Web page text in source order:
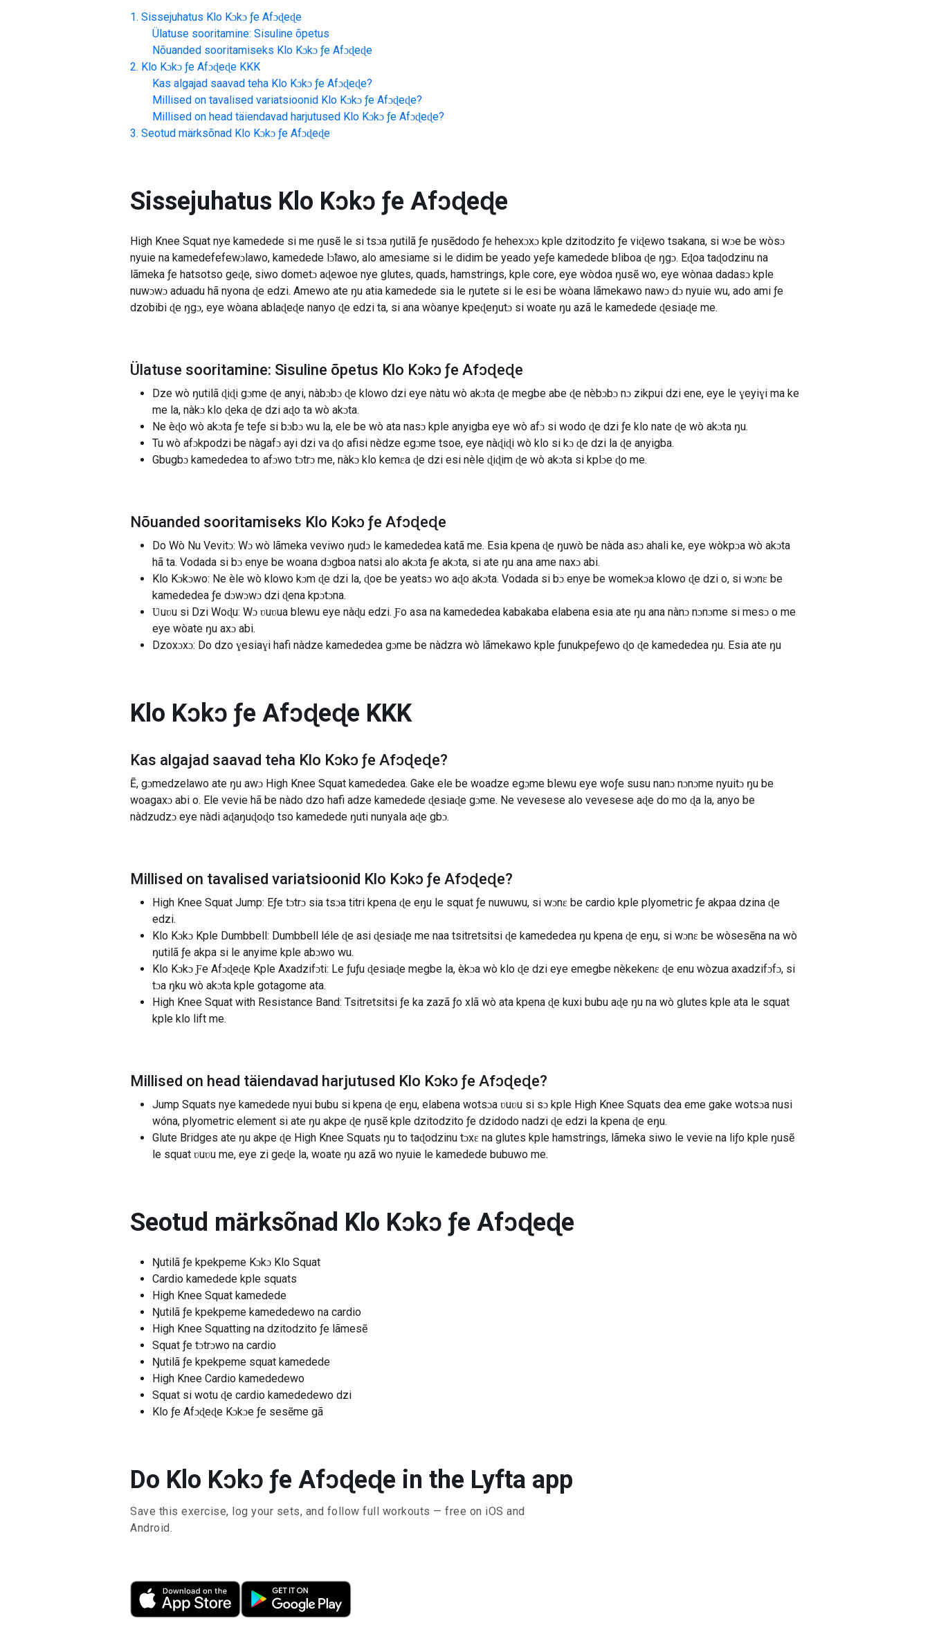
Sissejuhatus Klo Kɔkɔ ƒe Afɔɖeɖe
Ülatuse sooritamine: Sisuline õpetus
Nõuanded sooritamiseks Klo Kɔkɔ ƒe Afɔɖeɖe
Klo Kɔkɔ ƒe Afɔɖeɖe KKK
Kas algajad saavad teha Klo Kɔkɔ ƒe Afɔɖeɖe?
Millised on tavalised variatsioonid Klo Kɔkɔ ƒe Afɔɖeɖe?
Millised on head täiendavad harjutused Klo Kɔkɔ ƒe Afɔɖeɖe?
Seotud märksõnad Klo Kɔkɔ ƒe Afɔɖeɖe
Sissejuhatus Klo Kɔkɔ ƒe Afɔɖeɖe
High Knee Squat nye kamedede si me ŋusẽ le si tsɔa ŋutilã ƒe ŋusẽdodo ƒe hehexɔxɔ kple dzitodzito ƒe viɖewo tsakana, si wɔe be wòsɔ
nyuie na kamedefefewɔlawo, kamedede lɔ̃lawo, alo amesiame si le didim be yeado yeƒe kamedede bliboa ɖe ŋgɔ. Eɖoa taɖodzinu na
lãmeka ƒe hatsotso geɖe, siwo dometɔ aɖewoe nye glutes, quads, hamstrings, kple core, eye wòdoa ŋusẽ wo, eye wònaa dadasɔ kple
nuwɔwɔ aduadu hã nyona ɖe edzi. Amewo ate ŋu atia kamedede sia le ŋutete si le esi be wòana lãmekawo nawɔ dɔ nyuie wu, ado ami ƒe
dzobibi ɖe ŋgɔ, eye wòana ablaɖeɖe nanyo ɖe edzi ta, si ana wòanye kpeɖeŋutɔ si woate ŋu azã le kamedede ɖesiaɖe me.
Ülatuse sooritamine: Sisuline õpetus Klo Kɔkɔ ƒe Afɔɖeɖe
Dze wò ŋutilã ɖiɖi gɔme ɖe anyi, nàbɔbɔ ɖe klowo dzi eye nàtu wò akɔta ɖe megbe abe ɖe nèbɔbɔ nɔ zikpui dzi ene, eye le ɣeyiɣi ma ke
me la, nàkɔ klo ɖeka ɖe dzi aɖo ta wò akɔta.
Ne èɖo wò akɔta ƒe teƒe si bɔbɔ wu la, ele be wò ata nasɔ kple anyigba eye wò afɔ si wodo ɖe dzi ƒe klo nate ɖe wò akɔta ŋu.
Tu wò afɔkpodzi be nàgafɔ ayi dzi va ɖo afisi nèdze egɔme tsoe, eye nàɖiɖi wò klo si kɔ ɖe dzi la ɖe anyigba.
Gbugbɔ kamededea to afɔwo tɔtrɔ me, nàkɔ klo kemɛa ɖe dzi esi nèle ɖiɖim ɖe wò akɔta si kplɔe ɖo me.
Nõuanded sooritamiseks Klo Kɔkɔ ƒe Afɔɖeɖe
Do Wò Nu Vevitɔ: Wɔ wò lãmeka veviwo ŋudɔ le kamededea katã me. Esia kpena ɖe ŋuwò be nàda asɔ ahali ke, eye wòkpɔa wò akɔta
hã ta. Vodada si bɔ enye be woana dɔgboa natsi alo akɔta ƒe akɔta, si ate ŋu ana ame naxɔ abi.
Klo Kɔkɔwo: Ne èle wò klowo kɔm ɖe dzi la, ɖoe be yeatsɔ wo aɖo akɔta. Vodada si bɔ enye be womekɔa klowo ɖe dzi o, si wɔnɛ be
kamededea ƒe dɔwɔwɔ dzi ɖena kpɔtɔna.
Ʋuʋu si Dzi Woɖu: Wɔ ʋuʋua blewu eye nàɖu edzi. Ƒo asa na kamededea kabakaba elabena esia ate ŋu ana nànɔ nɔnɔme si mesɔ o me
eye wòate ŋu axɔ abi.
Dzoxɔxɔ: Do dzo ɣesiaɣi hafi nàdze kamededea gɔme be nàdzra wò lãmekawo kple ƒunukpeƒewo ɖo ɖe kamededea ŋu. Esia ate ŋu
Klo Kɔkɔ ƒe Afɔɖeɖe KKK
Kas algajad saavad teha Klo Kɔkɔ ƒe Afɔɖeɖe?
Ẽ, gɔmedzelawo ate ŋu awɔ High Knee Squat kamededea. Gake ele be woadze egɔme blewu eye woƒe susu nanɔ nɔnɔme nyuitɔ ŋu be
woagaxɔ abi o. Ele vevie hã be nàdo dzo hafi adze kamedede ɖesiaɖe gɔme. Ne vevesese alo vevesese aɖe do mo ɖa la, anyo be
nàdzudzɔ eye nàdi aɖaŋuɖoɖo tso kamedede ŋuti nunyala aɖe gbɔ.
Millised on tavalised variatsioonid Klo Kɔkɔ ƒe Afɔɖeɖe?
High Knee Squat Jump: Eƒe tɔtrɔ sia tsɔa titri kpena ɖe eŋu le squat ƒe nuwuwu, si wɔnɛ be cardio kple plyometric ƒe akpaa dzina ɖe
edzi.
Klo Kɔkɔ Kple Dumbbell: Dumbbell léle ɖe asi ɖesiaɖe me naa tsitretsitsi ɖe kamededea ŋu kpena ɖe eŋu, si wɔnɛ be wòsesẽna na wò
ŋutilã ƒe akpa si le anyime kple abɔwo wu.
Klo Kɔkɔ Ƒe Afɔɖeɖe Kple Axadzifɔti: Le ƒuƒu ɖesiaɖe megbe la, èkɔa wò klo ɖe dzi eye emegbe nèkekenɛ ɖe enu wòzua axadzifɔfɔ, si
tɔa ŋku wò akɔta kple gotagome ata.
High Knee Squat with Resistance Band: Tsitretsitsi ƒe ka zazã ƒo xlã wò ata kpena ɖe kuxi bubu aɖe ŋu na wò glutes kple ata le squat
kple klo lift me.
Millised on head täiendavad harjutused Klo Kɔkɔ ƒe Afɔɖeɖe?
Jump Squats nye kamedede nyui bubu si kpena ɖe eŋu, elabena wotsɔa ʋuʋu si sɔ kple High Knee Squats dea eme gake wotsɔa nusi
wóna, plyometric element si ate ŋu akpe ɖe ŋusẽ kple dzitodzito ƒe dzidodo nadzi ɖe edzi la kpena ɖe eŋu.
Glute Bridges ate ŋu akpe ɖe High Knee Squats ŋu to taɖodzinu tɔxɛ na glutes kple hamstrings, lãmeka siwo le vevie na liƒo kple ŋusẽ
le squat ʋuʋu me, eye zi geɖe la, woate ŋu azã wo nyuie le kamedede bubuwo me.
Seotud märksõnad Klo Kɔkɔ ƒe Afɔɖeɖe
Ŋutilã ƒe kpekpeme Kɔkɔ Klo Squat
Cardio kamedede kple squats
High Knee Squat kamedede
Ŋutilã ƒe kpekpeme kamededewo na cardio
High Knee Squatting na dzitodzito ƒe lãmesẽ
Squat ƒe tɔtrɔwo na cardio
Ŋutilã ƒe kpekpeme squat kamedede
High Knee Cardio kamededewo
Squat si wotu ɖe cardio kamededewo dzi
Klo ƒe Afɔɖeɖe Kɔkɔe ƒe sesẽme gã
Do Klo Kɔkɔ ƒe Afɔɖeɖe in the Lyfta app
Save this exercise, log your sets, and follow full workouts — free on iOS and
Android.